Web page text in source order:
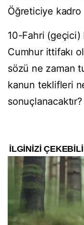
Öğreticiye kadro
10-Fahri (geçici)
Cumhur ittifakı
sözü ne zaman
kanun teklifleri
sonuçlanacaktır?